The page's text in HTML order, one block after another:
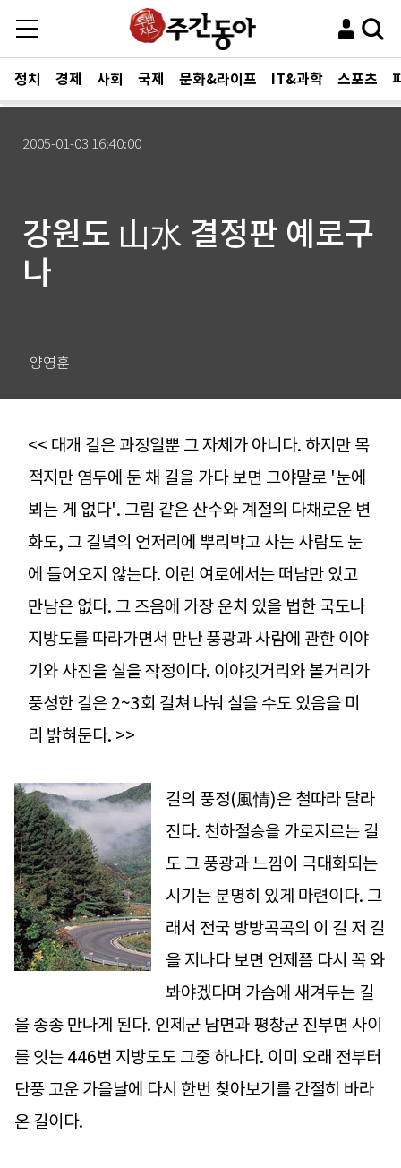
정치 경제 사회 국제 문화&라이프 IT&과학 스포츠
2005-01-03 16:40:00
강원도 山水 결정판 예로구
나
양영훈
<< 대개 길은 과정일뿐 그 자체가 아니다. 하지만 목
적지만 염두에 둔 채 길을 가다 보면 그야말로 '눈에
뵈는 게 없다'. 그림 같은 산수와 계절의 다채로운 변
화도, 그 길녘의 언저리에 뿌리박고 사는 사람도 눈
에 들어오지 않는다. 이런 여로에서는 떠남만 있고
만남은 없다. 그 즈음에 가장 운치 있을 법한 국도나
지방도를 따라가면서 만난 풍광과 사람에 관한 이야
기와 사진을 실을 작정이다. 이야깃거리와 볼거리가
풍성한 길은 2~3회 걸쳐 나눠 실을 수도 있음을 미
리 밝혀둔다. >>
길의 풍정(風情)은 철따라 달라
진다. 천하절승을 가로지르는 길
도 그 풍광과 느낌이 극대화되는
시기는 분명히 있게 마련이다. 그
래서 전국 방방곡곡의 이 길 저 길
을 지나다 보면 언제쯤 다시 꼭 와
봐야겠다며 가슴에 새겨두는 길
을 종종 만나게 된다. 인제군 남면과 평창군 진부면 사이
를 잇는 446번 지방도도 그중 하나다. 이미 오래 전부터
단풍 고운 가을날에 다시 한번 찾아보기를 간절히 바라
온 길이다.